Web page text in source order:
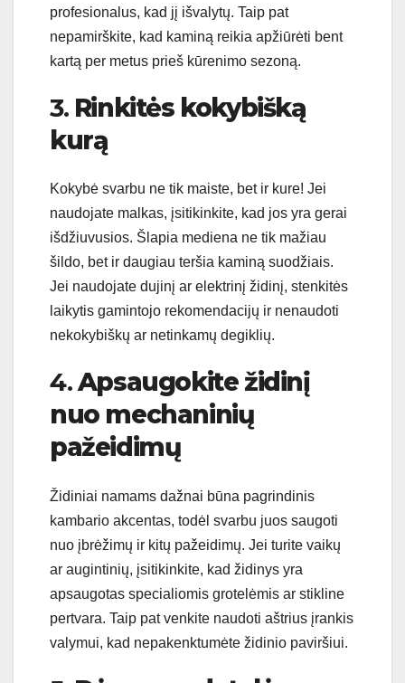
profesionalus, kad jį išvalytų. Taip pat
nepamirškite, kad kaminą reikia apžiūrėti bent
kartą per metus prieš kūrenimo sezoną.
3. Rinkitės kokybišką
kurą
Kokybė svarbu ne tik maiste, bet ir kure! Jei
naudojate malkas, įsitikinkite, kad jos yra gerai
išdžiuvusios. Šlapia mediena ne tik mažiau
šildo, bet ir daugiau teršia kaminą suodžiais.
Jei naudojate dujinį ar elektrinį židinį, stenkitės
laikytis gamintojo rekomendacijų ir nenaudoti
nekokybiškų ar netinkamų degiklių.
4.Apsaugokite židinį
nuo mechaninių
pažeidimų
Židiniai namams dažnai būna pagrindinis
kambario akcentas, todėl svarbu juos saugoti
nuo įbrėžimų ir kitų pažeidimų. Jei turite vaikų
ar augintinių, įsitikinkite, kad židinys yra
apsaugotas specialiomis grotelėmis ar stikline
pertvara. Taip pat venkite naudoti aštrius įrankis
valymui, kad nepakenktumėte židinio paviršiui.